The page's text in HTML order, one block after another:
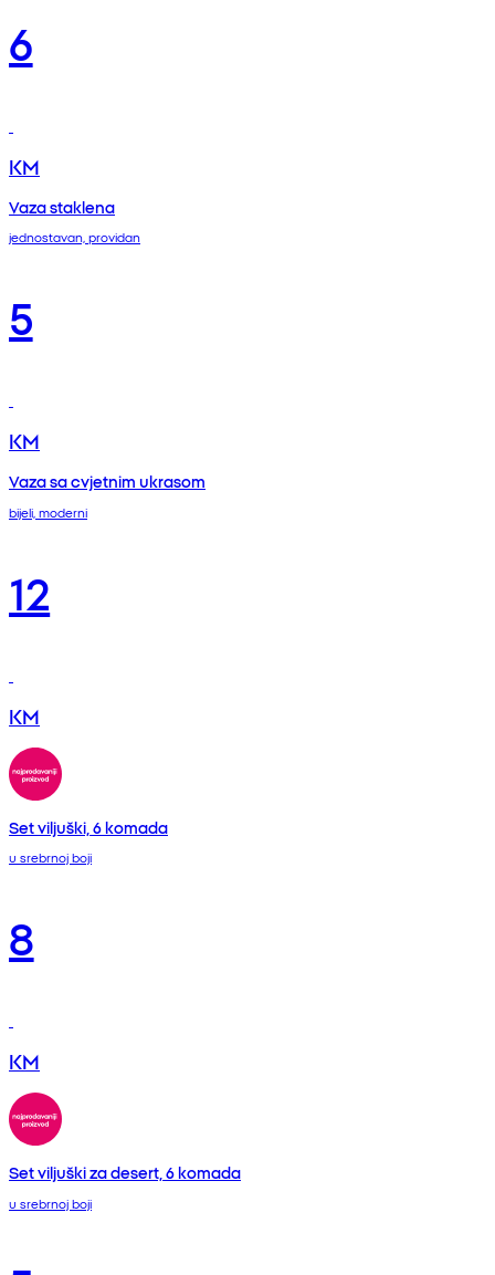
6
KM
Vaza staklena
jednostavan, providan
5
KM
Vaza sa cvjetnim ukrasom
bijeli, moderni
12
KM
Set viljuški, 6 komada
u srebrnoj boji
8
KM
Set viljuški za desert, 6 komada
u srebrnoj boji